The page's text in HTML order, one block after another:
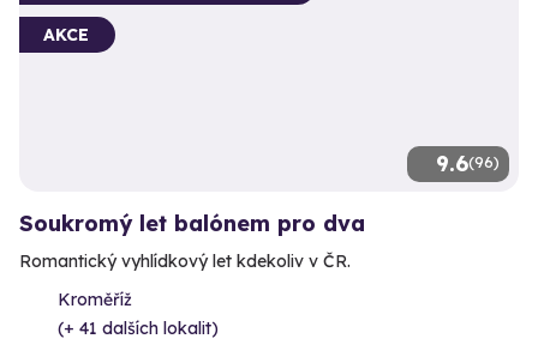
9.6(96)
AKCE
Soukromý let balónem pro dva
Romantický vyhlídkový let kdekoliv v ČR.
Kroměříž
(+ 41 dalších lokalit)